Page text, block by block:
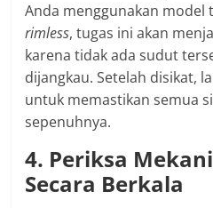
Anda menggunakan model
rimless, tugas ini akan
karena tidak ada sudut
dijangkau. Setelah disikat,
untuk memastikan semua
sepenuhnya.
4. Periksa
Secara Berkala